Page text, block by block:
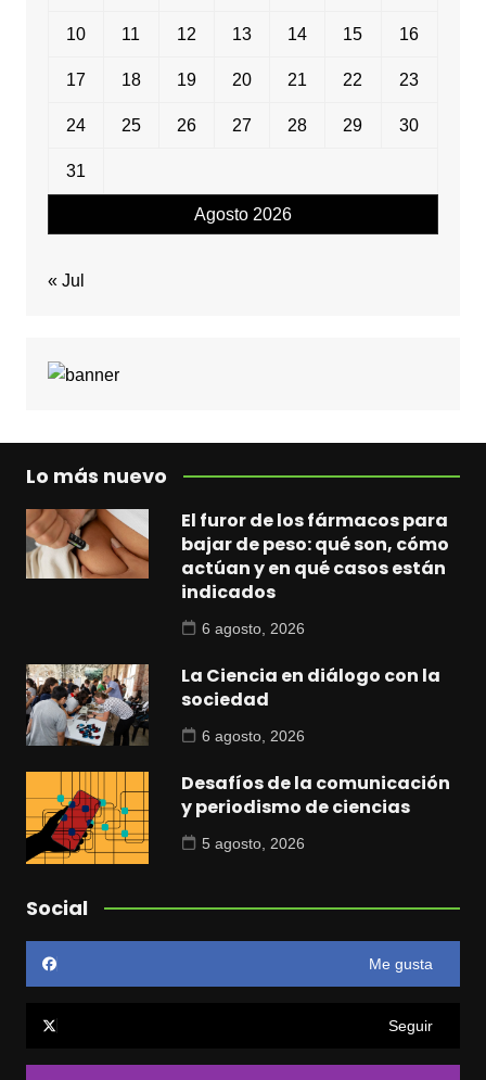
Agosto 2026
10 11 12 13 14 15 16
17 18 19 20 21 22 23
24 25 26 27 28 29 30
31
« Jul
Lo más nuevo
El furor de los fármacos para
bajar de peso: qué son, cómo
actúan y en qué casos están
indicados
6 agosto, 2026
La Ciencia en diálogo con la
sociedad
6 agosto, 2026
Desafíos de la comunicación
y periodismo de ciencias
5 agosto, 2026
Social
Me gusta
Seguir